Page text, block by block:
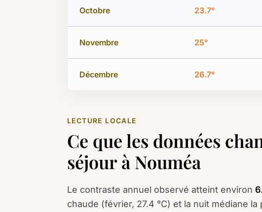
Octobre 23.7°
Novembre 25°
Décembre 26.7°
LECTURE LOCALE
Ce que les données
séjour à Nouméa
Le contraste annuel observé atteint environ
chaude (février, 27.4 °C) et la nuit médiane